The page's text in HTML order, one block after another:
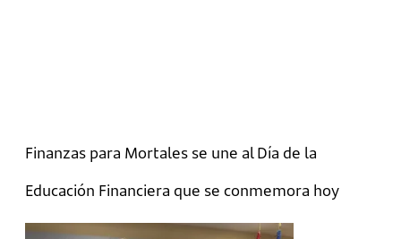
Finanzas para Mortales se une al Día de la
Educación Financiera que se conmemora hoy